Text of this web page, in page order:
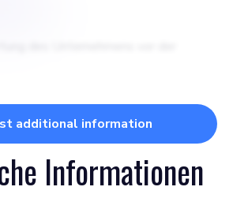
additional information
Informationen